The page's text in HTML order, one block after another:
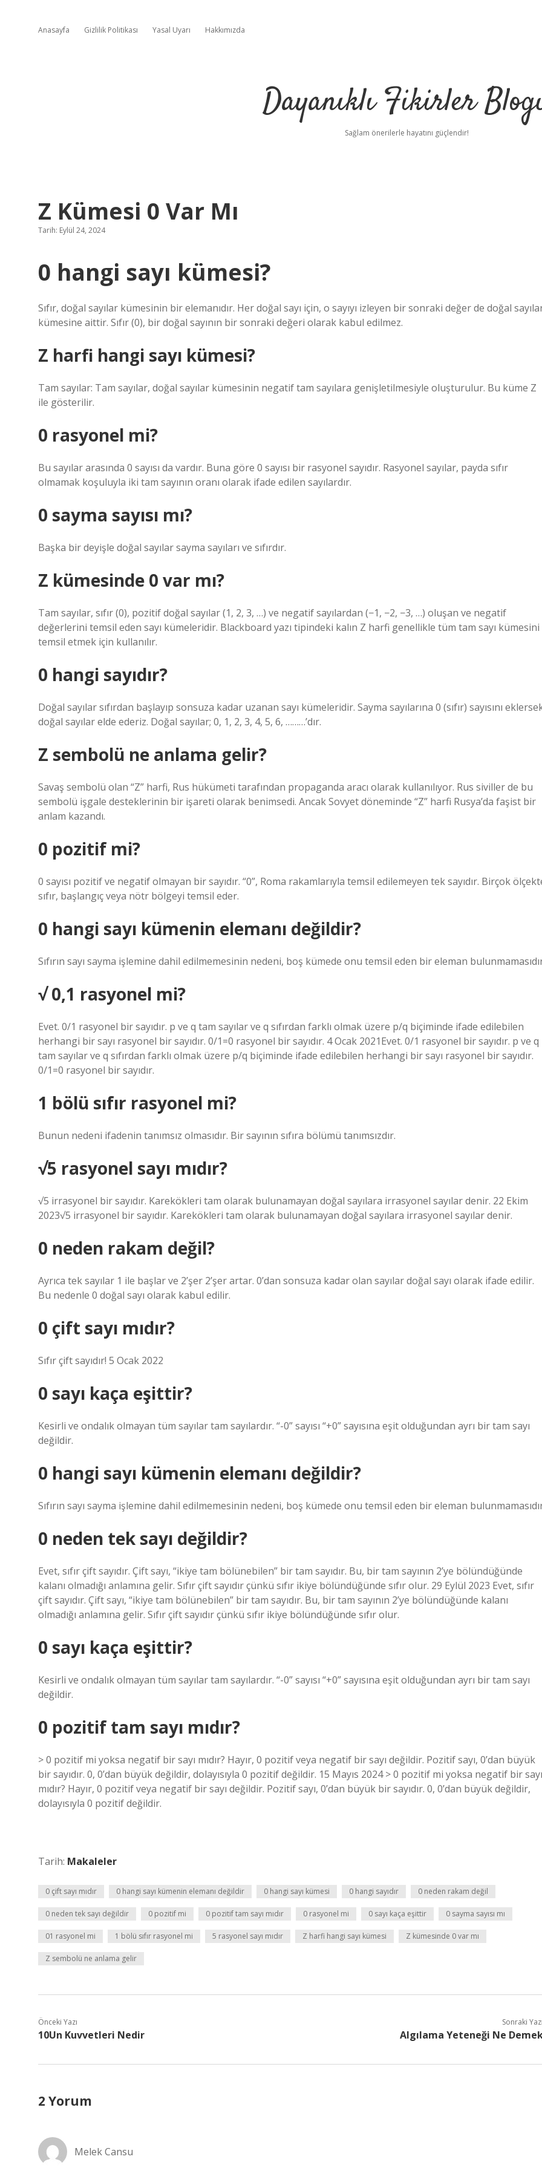
Anasayfa Gizlilik Politikası Yasal Uyarı Hakkımızda
Dayanıklı Fikirler
Sağlam önerilerle hayatını güçlendir!
Z Kümesi 0 Var Mı
Tarih: Eylül 24, 2024
0 hangi sayı kümesi?
Sıfır, doğal sayılar kümesinin bir elemanıdır. Her doğal sayı için, o sayıyı izleyen bir sonraki değer de doğal
kümesine aittir. Sıfır (0), bir doğal sayının bir sonraki değeri olarak kabul edilmez.
Z harfi hangi sayı kümesi?
Tam sayılar: Tam sayılar, doğal sayılar kümesinin negatif tam sayılara genişletilmesiyle oluşturulur. Bu küme Z
ile gösterilir.
0 rasyonel mi?
Bu sayılar arasında 0 sayısı da vardır. Buna göre 0 sayısı bir rasyonel sayıdır. Rasyonel sayılar, payda sıfır
olmamak koşuluyla iki tam sayının oranı olarak ifade edilen sayılardır.
0 sayma sayısı mı?
Başka bir deyişle doğal sayılar sayma sayıları ve sıfırdır.
Z kümesinde 0 var mı?
Tam sayılar, sıfır (0), pozitif doğal sayılar (1, 2, 3, …) ve negatif sayılardan (−1, −2, −3, …) oluşan ve negatif
değerlerini temsil eden sayı kümeleridir. Blackboard yazı tipindeki kalın Z harfi genellikle tüm tam sayı kümesini
temsil etmek için kullanılır.
0 hangi sayıdır?
Doğal sayılar sıfırdan başlayıp sonsuza kadar uzanan sayı kümeleridir. Sayma sayılarına 0 (sıfır) sayısını
doğal sayılar elde ederiz. Doğal sayılar; 0, 1, 2, 3, 4, 5, 6, ………’dır.
Z sembolü ne anlama gelir?
Savaş sembolü olan “Z” harfi, Rus hükümeti tarafından propaganda aracı olarak kullanılıyor. Rus siviller de bu
sembolü işgale desteklerinin bir işareti olarak benimsedi. Ancak Sovyet döneminde “Z” harfi Rusya’da faşist bir
anlam kazandı.
0 pozitif mi?
0 sayısı pozitif ve negatif olmayan bir sayıdır. “0”, Roma rakamlarıyla temsil edilemeyen tek sayıdır. Birçok
sıfır, başlangıç ​​veya nötr bölgeyi temsil eder.
0 hangi sayı kümenin elemanı değildir?
Sıfırın sayı sayma işlemine dahil edilmemesinin nedeni, boş kümede onu temsil eden bir eleman
√ 0,1 rasyonel mi?
Evet. 0/1 rasyonel bir sayıdır. p ve q tam sayılar ve q sıfırdan farklı olmak üzere p/q biçiminde ifade edilebilen
herhangi bir sayı rasyonel bir sayıdır. 0/1=0 rasyonel bir sayıdır. 4 Ocak 2021Evet. 0/1 rasyonel bir sayıdır. p ve q
tam sayılar ve q sıfırdan farklı olmak üzere p/q biçiminde ifade edilebilen herhangi bir sayı rasyonel bir sayıdır.
0/1=0 rasyonel bir sayıdır.
1 bölü sıfır rasyonel mi?
Bunun nedeni ifadenin tanımsız olmasıdır. Bir sayının sıfıra bölümü tanımsızdır.
√5 rasyonel sayı mıdır?
√5 irrasyonel bir sayıdır. Karekökleri tam olarak bulunamayan doğal sayılara irrasyonel sayılar denir. 22 Ekim
2023√5 irrasyonel bir sayıdır. Karekökleri tam olarak bulunamayan doğal sayılara irrasyonel sayılar denir.
0 neden rakam değil?
Ayrıca tek sayılar 1 ile başlar ve 2’şer 2’şer artar. 0’dan sonsuza kadar olan sayılar doğal sayı olarak ifade edilir.
Bu nedenle 0 doğal sayı olarak kabul edilir.
0 çift sayı mıdır?
Sıfır çift sayıdır! 5 Ocak 2022
0 sayı kaça eşittir?
Kesirli ve ondalık olmayan tüm sayılar tam sayılardır. “-0” sayısı “+0” sayısına eşit olduğundan ayrı bir tam sayı
değildir.
0 hangi sayı kümenin elemanı değildir?
Sıfırın sayı sayma işlemine dahil edilmemesinin nedeni, boş kümede onu temsil eden bir eleman
0 neden tek sayı değildir?
Evet, sıfır çift sayıdır. Çift sayı, “ikiye tam bölünebilen” bir tam sayıdır. Bu, bir tam sayının 2’ye bölündüğünde
kalanı olmadığı anlamına gelir. Sıfır çift sayıdır çünkü sıfır ikiye bölündüğünde sıfır olur. 29 Eylül 2023 Evet, sıfır
çift sayıdır. Çift sayı, “ikiye tam bölünebilen” bir tam sayıdır. Bu, bir tam sayının 2’ye bölündüğünde kalanı
olmadığı anlamına gelir. Sıfır çift sayıdır çünkü sıfır ikiye bölündüğünde sıfır olur.
0 sayı kaça eşittir?
Kesirli ve ondalık olmayan tüm sayılar tam sayılardır. “-0” sayısı “+0” sayısına eşit olduğundan ayrı bir tam sayı
değildir.
0 pozitif tam sayı mıdır?
> 0 pozitif mi yoksa negatif bir sayı mıdır? Hayır, 0 pozitif veya negatif bir sayı değildir. Pozitif sayı, 0’dan büyük
bir sayıdır. 0, 0’dan büyük değildir, dolayısıyla 0 pozitif değildir. 15 Mayıs 2024 > 0 pozitif mi yoksa negatif bir sayı
mıdır? Hayır, 0 pozitif veya negatif bir sayı değildir. Pozitif sayı, 0’dan büyük bir sayıdır. 0, 0’dan büyük değildir,
dolayısıyla 0 pozitif değildir.
Tarih: Makaleler
0 çift sayı mıdır 0 hangi sayı kümenin elemanı değildir 0 hangi sayı kümesi 0 hangi sayıdır 0 neden rakam değil
0 neden tek sayı değildir 0 pozitif mi 0 pozitif tam sayı mıdır 0 rasyonel mi 0 sayı kaça eşittir 0 sayma sayısı mı
01 rasyonel mi 1 bölü sıfır rasyonel mi 5 rasyonel sayı mıdır Z harfi hangi sayı kümesi Z kümesinde 0 var mı
Z sembolü ne anlama gelir
Önceki Yazı
10Un Kuvvetleri Nedir
Sonraki Yazı
Algılama Yeteneği Ne
2 Yorum
Melek Cansu